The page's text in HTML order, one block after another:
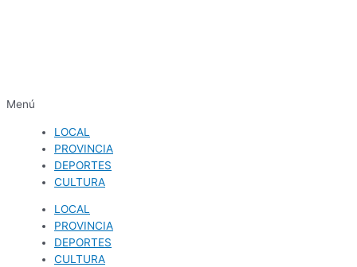
Menú
LOCAL
PROVINCIA
DEPORTES
CULTURA
LOCAL
PROVINCIA
DEPORTES
CULTURA